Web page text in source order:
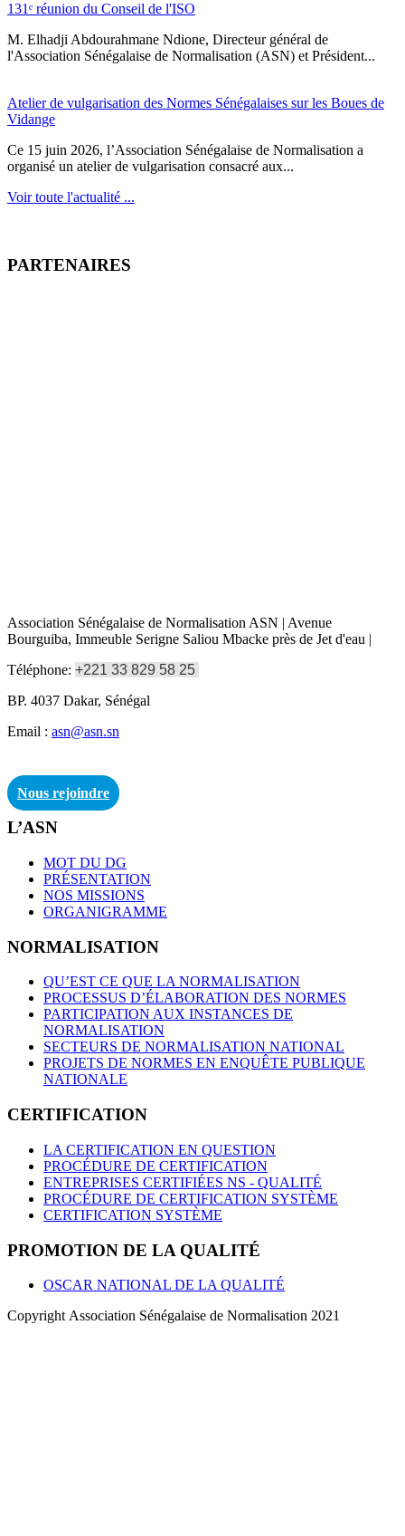
131ᵉ réunion du Conseil de l'ISO
M. Elhadji Abdourahmane Ndione, Directeur général de
l'Association Sénégalaise de Normalisation (ASN) et Président...
Atelier de vulgarisation des Normes Sénégalaises sur les Boues de
Vidange
Ce 15 juin 2026, l’Association Sénégalaise de Normalisation a
organisé un atelier de vulgarisation consacré aux...
Voir toute l'actualité ...
PARTENAIRES
Association Sénégalaise de Normalisation ASN | Avenue
Bourguiba, Immeuble Serigne Saliou Mbacke près de Jet d'eau |
Téléphone: +221 33 829 58 25
BP. 4037 Dakar, Sénégal
Email : asn@asn.sn
Nous rejoindre
L’ASN
MOT DU DG
PRÉSENTATION
NOS MISSIONS
ORGANIGRAMME
NORMALISATION
QU’EST CE QUE LA NORMALISATION
PROCESSUS D’ÉLABORATION DES NORMES
PARTICIPATION AUX INSTANCES DE
NORMALISATION
SECTEURS DE NORMALISATION NATIONAL
PROJETS DE NORMES EN ENQUÊTE PUBLIQUE
NATIONALE
CERTIFICATION
LA CERTIFICATION EN QUESTION
PROCÉDURE DE CERTIFICATION
ENTREPRISES CERTIFIÉES NS - QUALITÉ
PROCÉDURE DE CERTIFICATION SYSTÈME
CERTIFICATION SYSTÈME
PROMOTION DE LA QUALITÉ
OSCAR NATIONAL DE LA QUALITÉ
Copyright Association Sénégalaise de Normalisation 2021